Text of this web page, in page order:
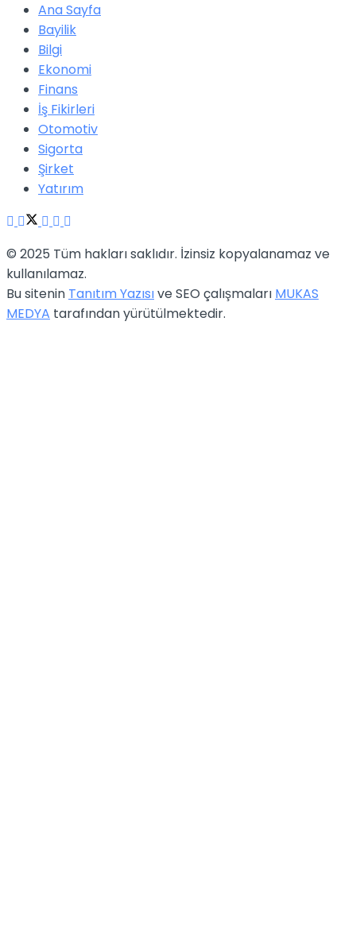
Ana Sayfa
Bayilik
Bilgi
Ekonomi
Finans
İş Fikirleri
Otomotiv
Sigorta
Şirket
Yatırım
© 2025 Tüm hakları saklıdır. İzinsiz kopyalanamaz ve
kullanılamaz.
Bu sitenin Tanıtım Yazısıve SEO çalışmaları MUKAS
MEDYA tarafından yürütülmektedir.